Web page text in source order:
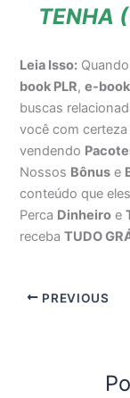
TENHA
Leia Isso:
book PLR,e-
buscas
você com
vendendo
Nossos Bônus e
conteúdo que
Perca Dinheiro e
recebaTUDO
PREVIOUS